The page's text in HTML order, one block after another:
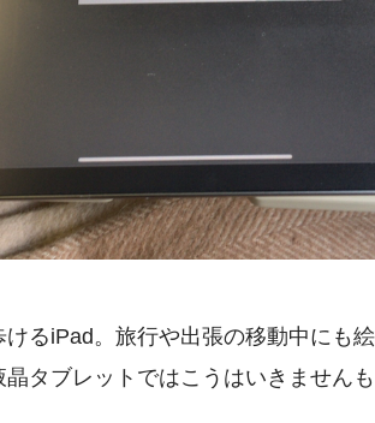
るiPad。旅行や出張の移動中にも
タブレットではこうはいきませんも